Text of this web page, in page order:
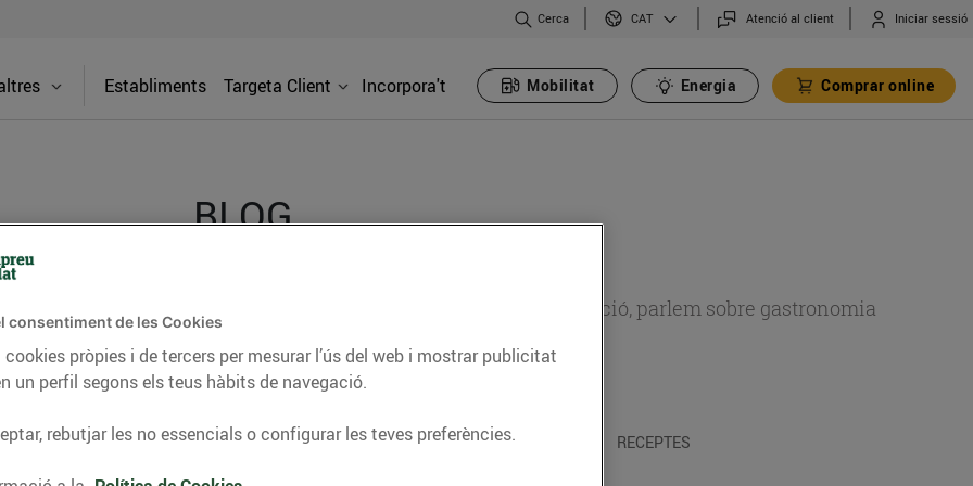
Cerca CAT Atenció al client Iniciar sessió
Establiments Targeta Client Incorpora't Mobilitat Energia Comprar online
BLOG
consells nutricionals, informació d’actualitat sobre alimentació, parlem sobre gastronomia
del nostre territori i molts altres temes.
CONSELLS I HÀBITS SALUDABLES ENERGIA GASTRONOMIA I TRADICIONS RECEPTES
consentiment de les Cookies
pròpies i de tercers per mesurar l’ús del web i mostrar publicitat
un perfil segons els teus hàbits de navegació.
rebutjar les no essencials o configurar les teves preferències.